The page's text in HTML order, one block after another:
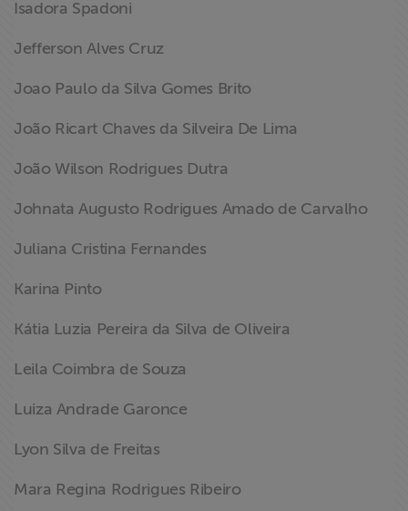
Isadora Spadoni
Jefferson Alves Cruz
Joao Paulo da Silva Gomes Brito
João Ricart Chaves da Silveira De Lima
João Wilson Rodrigues Dutra
Johnata Augusto Rodrigues Amado de Carvalho
Juliana Cristina Fernandes
Karina Pinto
Kátia Luzia Pereira da Silva de Oliveira
Leila Coimbra de Souza
Luiza Andrade Garonce
Lyon Silva de Freitas
Mara Regina Rodrigues Ribeiro